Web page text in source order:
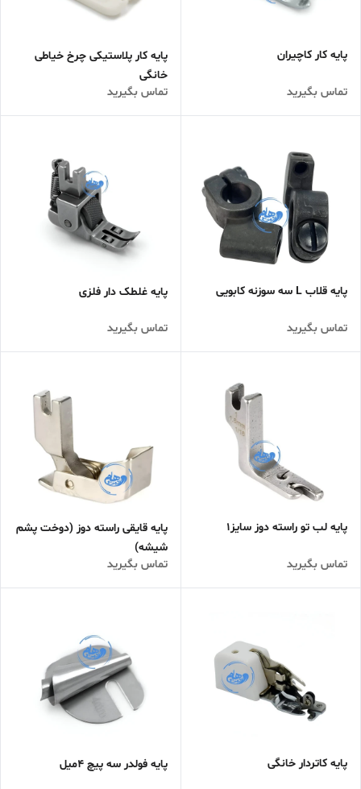
پایه کار کاچیران
تماس بگیرید
پایه کار پلاستیکی چرخ خیاطی
خانگی
تماس بگیرید
پایه قلاب L سه سوزنه کابویی
تماس بگیرید
پایه غلطک دار فلزی
تماس بگیرید
پایه لب تو راسته دوز سایز1
تماس بگیرید
پایه قایقی راسته دوز (دوخت پشم
شیشه)
تماس بگیرید
پایه کاتردار خانگی پایه فولدر سه پیچ 4میل